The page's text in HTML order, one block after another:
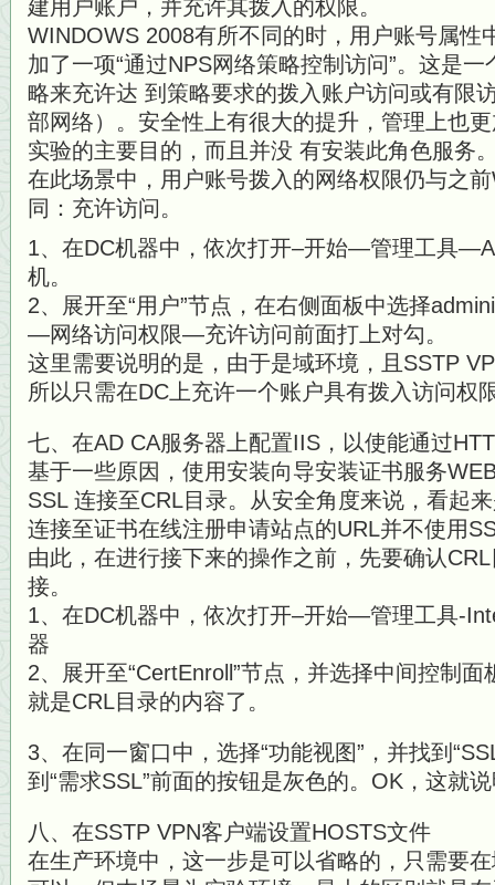
建用户账户，并充许其拨入的权限。
WINDOWS 2008有所不同的时，用户账号属性
加了一项“通过NPS网络策略控制访问”。这是
略来充许达 到策略要求的拨入账户访问或有限
部网络）。安全性上有很大的提升，管理上也
实验的主要目的，而且并没 有安装此角色服务
在此场景中，用户账号拨入的网络权限仍与之
同：充许访问。
1、在DC机器中，依次打开–开始—管理工具
机。
2、展开至“用户”节点，在右侧面板中选择
—网络访问权限—充许访问前面打上对勾。
这里需要说明的是，由于是域环境，且SSTP
所以只需在DC上充许一个账户具有拨入访问权
七、在AD CA服务器上配置IIS，以使能通过
基于一些原因，使用安装向导安装证书服务
SSL 连接至CRL目录。从安全角度来说，看起
连接至证书在线注册申请站点的URL并不使用
由此，在进行接下来的操作之前，先要确认
接。
1、在DC机器中，依次打开–开始—管理工具-
器
2、展开至“CertEnroll”节点，并选择中间控制面
就是CRL目录的内容了。
3、在同一窗口中，选择“功能视图”，并找到
到“需求SSL”前面的按钮是灰色的。OK，这就
八、在SSTP VPN客户端设置HOSTS文件
在生产环境中，这一步是可以省略的，只需要